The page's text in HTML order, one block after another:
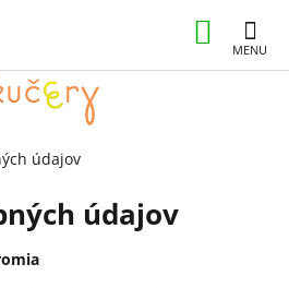
KOŠÍK
údajov
údajov